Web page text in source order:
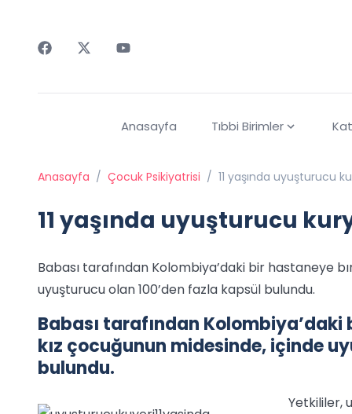
Anasayfa Tıbbi Birimler
Anasayfa / Çocuk Psikiyatrisi / 11 yaşında uyuşturucu
11 yaşında uyuşturucu
Babası tarafından Kolombiya’daki bir hastaneye
uyuşturucu olan 100’den fazla kapsül bulundu.
Babası tarafından Kolombiya’daki
kız çocuğunun midesinde, içinde
bulundu.
Yetkililer,